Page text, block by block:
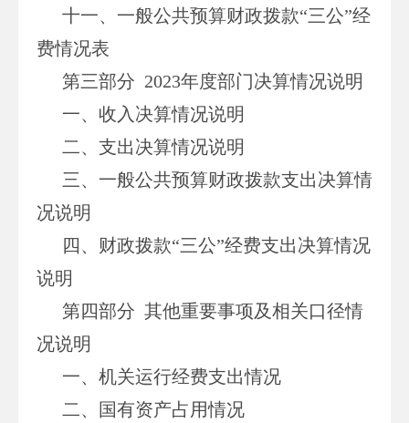
十一、一般公共预算财政拨款“三公”经
费情况表
第三部分 2023年度部门决算情况说明
一、收入决算情况说明
二、支出决算情况说明
三、一般公共预算财政拨款支出决算情
况说明
四、财政拨款“三公”经费支出决算情况
说明
第四部分 其他重要事项及相关口径情
况说明
一、机关运行经费支出情况
二、国有资产占用情况